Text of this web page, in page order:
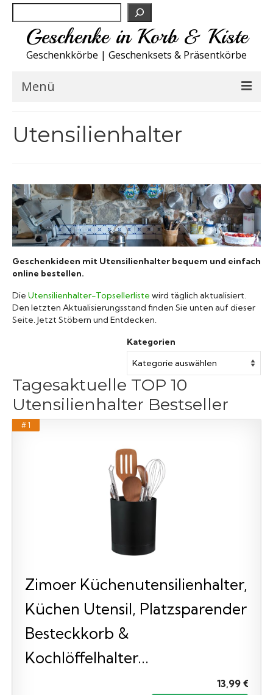
Geschenke in Korb & Kiste
Geschenkkörbe | Geschenksets & Präsentkörbe
Menü
Spirituosen
Sport
Wohnen
Utensilienhalter
Geschenkideen mit Utensilienhalter bequem und einfach
online bestellen.
Die Utensilienhalter-Topsellerliste wird täglich aktualisiert.
Den letzten Aktualisierungsstand finden Sie unten auf dieser
Seite. Jetzt Stöbern und Entdecken.
Kategorien
Tagesaktuelle TOP 10
Utensilienhalter Bestseller
# 1
Zimoer Küchenutensilienhalter,
Küchen Utensil, Platzsparender
Besteckkorb &
Kochlöffelhalter...
13,99 €